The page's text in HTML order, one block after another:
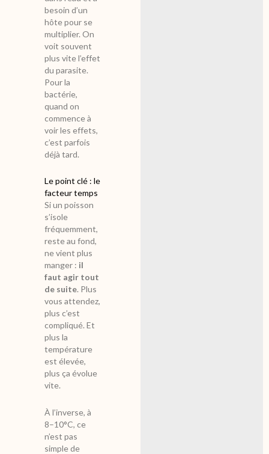
besoin d’un
hôte pour se
multiplier. On
voit souvent
plus vite l’effet
du parasite.
Pour la
bactérie,
quand on
commence à
voir les effets,
c’est parfois
déjà tard.
Le point clé : le
facteur temps
Si un poisson
s’isole
fréquemment,
reste au fond,
ne vient plus
manger : il
faut agir tout
de suite. Plus
vous attendez,
plus c’est
compliqué. Et
plus la
température
est élevée,
plus ça évolue
vite.
À l’inverse, à
8–10°C, ce
n’est pas
simple de